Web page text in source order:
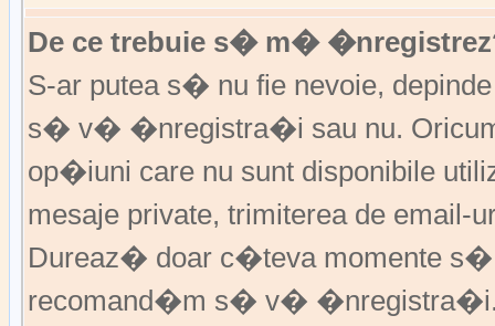
De ce trebuie s� m�
S-ar putea s� nu fie nevoie,
s� v� �nregistra�i sau nu.
op�iuni care nu sunt disponibile
mesaje private, trimiterea de
Dureaz� doar c�teva momente
recomand�m s� v�